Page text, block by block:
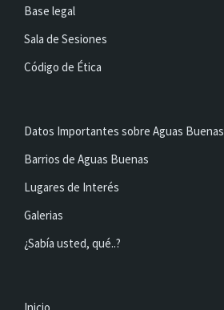
Base legal
Sala de Sesiones
Código de Ética
Datos Importantes sobre Aguas Buenas
Barrios de Aguas Buenas
Lugares de Interés
Galerias
¿Sabía usted, qué..?